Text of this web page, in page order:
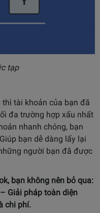
tạp
tài khoản của bạn đã
đa trường hợp xấu nhất
nhanh chóng, bạn
bạn dễ dàng lấy lại
người bạn đã được
bạn không nên bỏ qua:
Giải pháp toàn diện
chi phí.